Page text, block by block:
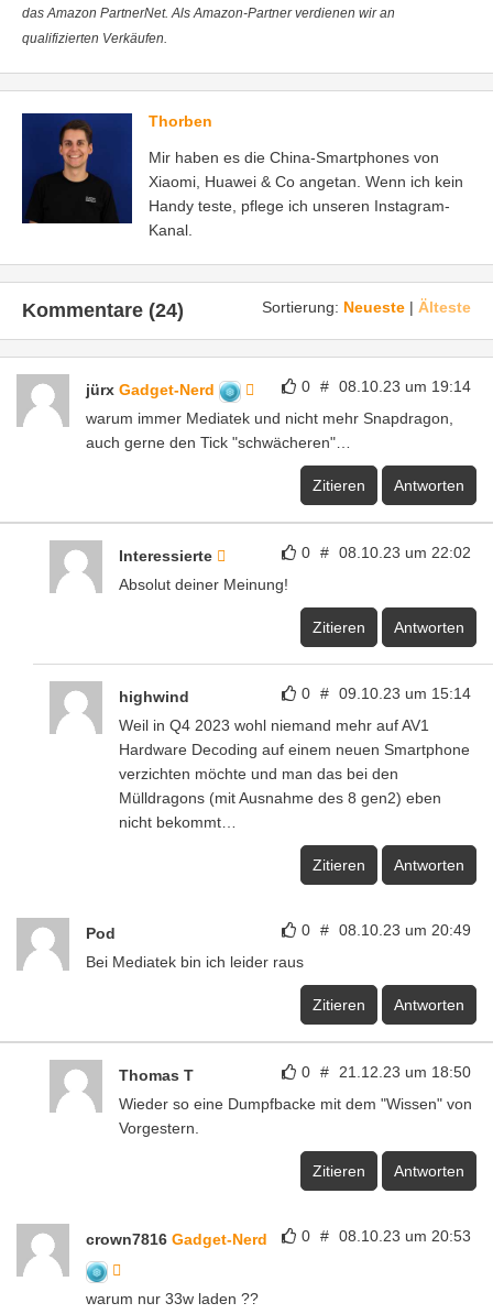
das Amazon PartnerNet. Als Amazon-Partner verdienen wir an
qualifizierten Verkäufen.
Thorben
Mir haben es die China-Smartphones von
Xiaomi, Huawei & Co angetan. Wenn ich kein
Handy teste, pflege ich unseren Instagram-
Kanal.
Sortierung: Neueste | Älteste
Kommentare (24)
0 # 08.10.23 um 19:14
jürx Gadget-Nerd
warum immer Mediatek und nicht mehr Snapdragon,
auch gerne den Tick "schwächeren"…
Zitieren Antworten
0 # 08.10.23 um 22:02
Interessierte
Absolut deiner Meinung!
Zitieren Antworten
0 # 09.10.23 um 15:14
highwind
Weil in Q4 2023 wohl niemand mehr auf AV1
Hardware Decoding auf einem neuen Smartphone
verzichten möchte und man das bei den
Mülldragons (mit Ausnahme des 8 gen2) eben
nicht bekommt…
Zitieren Antworten
0 # 08.10.23 um 20:49
Pod
Bei Mediatek bin ich leider raus
Zitieren Antworten
0 # 21.12.23 um 18:50
Thomas T
Wieder so eine Dumpfbacke mit dem "Wissen" von
Vorgestern.
Zitieren Antworten
0 # 08.10.23 um 20:53
crown7816 Gadget-Nerd
warum nur 33w laden ??